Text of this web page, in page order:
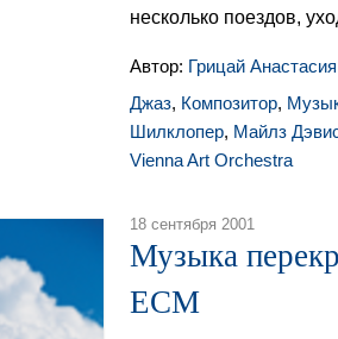
несколько поездов,
Автор: Грицай Анастасия
Джаз, Композитор,
Шилклопер, Майлз
Vienna Art Orchestra
18 сентября 2001
Музыка
ECM